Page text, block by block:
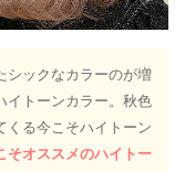
シックなカラーのが増
イトーンカラー。秋色
くる今こそハイトーン
そオススメのハイトー